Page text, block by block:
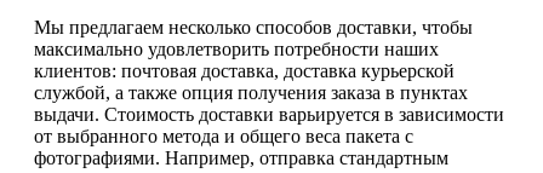
Мы предлагаем несколько способов доставки, чтобы
максимально удовлетворить потребности наших
клиентов: почтовая доставка, доставка курьерской
службой, а также опция получения заказа в пунктах
выдачи. Стоимость доставки варьируется в зависимости
от выбранного метода и общего веса пакета с
фотографиями. Например, отправка стандартным